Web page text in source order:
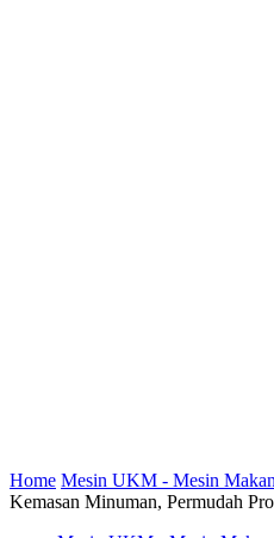
Home Mesin UKM - Mesin
Kemasan Minuman, Permudah